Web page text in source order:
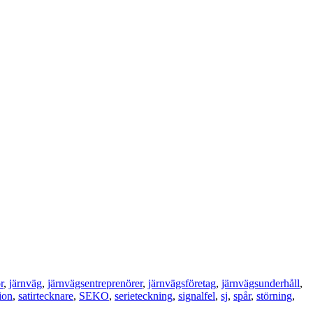
, järnväg, järnvägsentreprenörer, järnvägsföretag, järnvägsunderhåll,
, satirtecknare, SEKO, serieteckning, signalfel, sj, spår, störning,